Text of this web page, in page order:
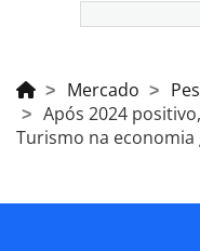
Mercado
Após 2024
Turismo na economia